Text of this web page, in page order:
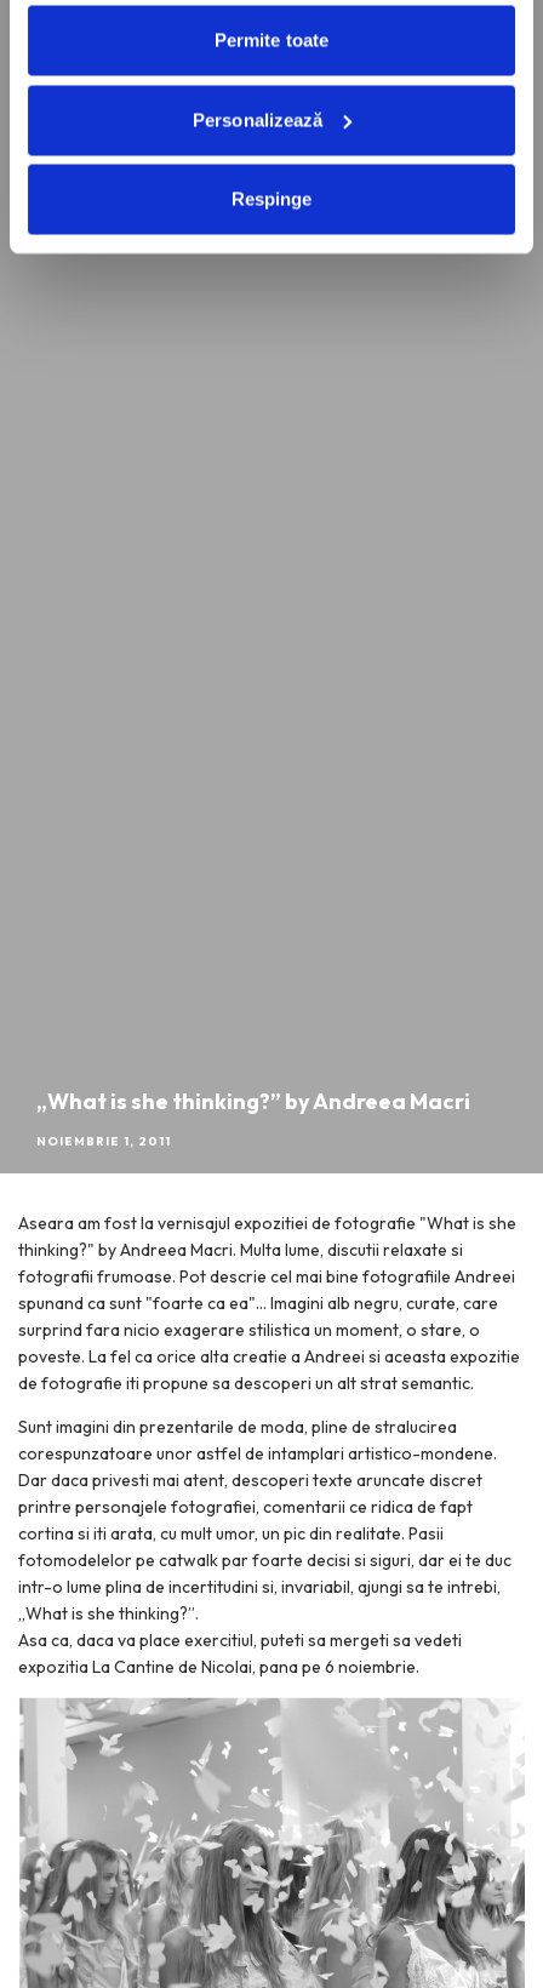
Permite toate
Personalizează
Respinge
„What is she thinking?” by Andreea Macri
NOIEMBRIE 1, 2011
Aseara am fost la vernisajul expozitiei de fotografie "What is she
thinking?" by Andreea Macri. Multa lume, discutii relaxate si
fotografii frumoase. Pot descrie cel mai bine fotografiile Andreei
spunand ca sunt "foarte ca ea"… Imagini alb negru, curate, care
surprind fara nicio exagerare stilistica un moment, o stare, o
poveste. La fel ca orice alta creatie a Andreei si aceasta expozitie
de fotografie iti propune sa descoperi un alt strat semantic.
Sunt imagini din prezentarile de moda, pline de stralucirea
corespunzatoare unor astfel de intamplari artistico-mondene.
Dar daca privesti mai atent, descoperi texte aruncate discret
printre personajele fotografiei, comentarii ce ridica de fapt
cortina si iti arata, cu mult umor, un pic din realitate. Pasii
fotomodelelor pe catwalk par foarte decisi si siguri, dar ei te duc
intr-o lume plina de incertitudini si, invariabil, ajungi sa te intrebi,
„What is she thinking?”.
Asa ca, daca va place exercitiul, puteti sa mergeti sa vedeti
expozitia La Cantine de Nicolai, pana pe 6 noiembrie.